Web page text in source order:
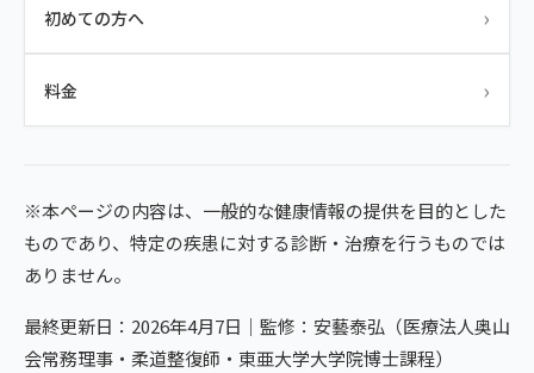
初めての方へ ›
料金 ›
※本ページの内容は、一般的な健康情報の提供を目的とした
ものであり、特定の疾患に対する診断・治療を行うものでは
ありません。
最終更新日：2026年4月7日｜監修：安藝泰弘（医療法人奥山
会常務理事・柔道整復師・東亜大学大学院博士課程）